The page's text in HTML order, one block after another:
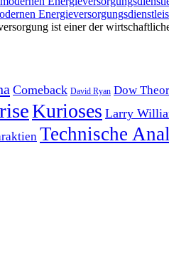
ist einer der
Comeback David Ryan Dow
Kurioses Larry
Technische